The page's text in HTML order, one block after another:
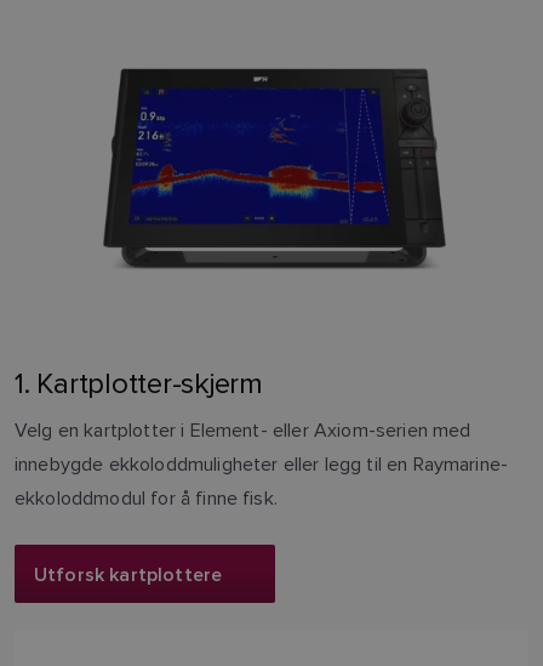
1. Kartplotter-skjerm
Velg en kartplotter i Element- eller Axiom-serien med
innebygde ekkoloddmuligheter eller legg til en Raymarine-
ekkoloddmodul for å finne fisk.
Utforsk kartplottere